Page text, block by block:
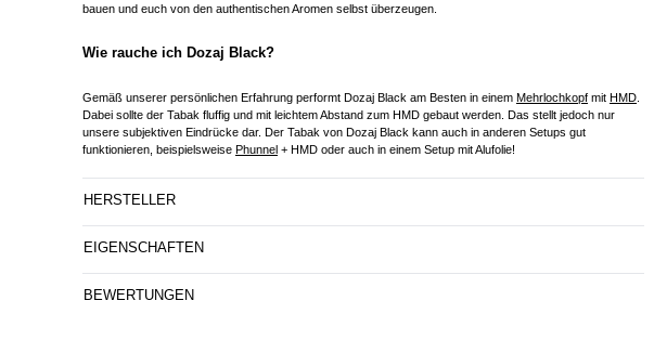
bauen und euch von den authentischen Aromen selbst überzeugen.
Wie rauche ich Dozaj Black?
Gemäß unserer persönlichen Erfahrung performt Dozaj Black am Besten in einem Mehrlochkopf mit HMD
Dabei sollte der Tabak fluffig und mit leichtem Abstand zum HMD gebaut werden. Das stellt jedoch nur
unsere subjektiven Eindrücke dar. Der Tabak von Dozaj Black kann auch in anderen Setups gut
funktionieren, beispielsweise Phunnel + HMD oder auch in einem Setup mit Alufolie!
HERSTELLER
EIGENSCHAFTEN
BEWERTUNGEN